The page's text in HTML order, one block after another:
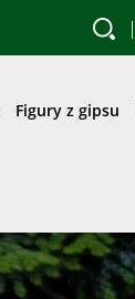
Figury z gipsu